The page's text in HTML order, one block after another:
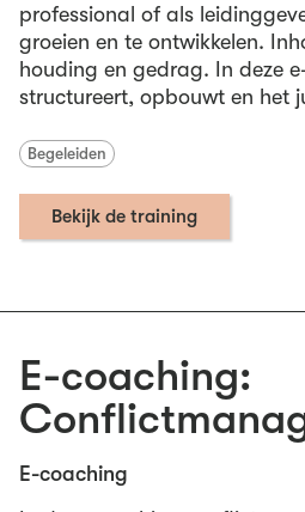
professional of als
groeien en te ontwikkelen.
houding en gedrag. In deze
structureert, opbouwt en het
Begeleiden
Bekijk de training
E-coaching:
E-coaching